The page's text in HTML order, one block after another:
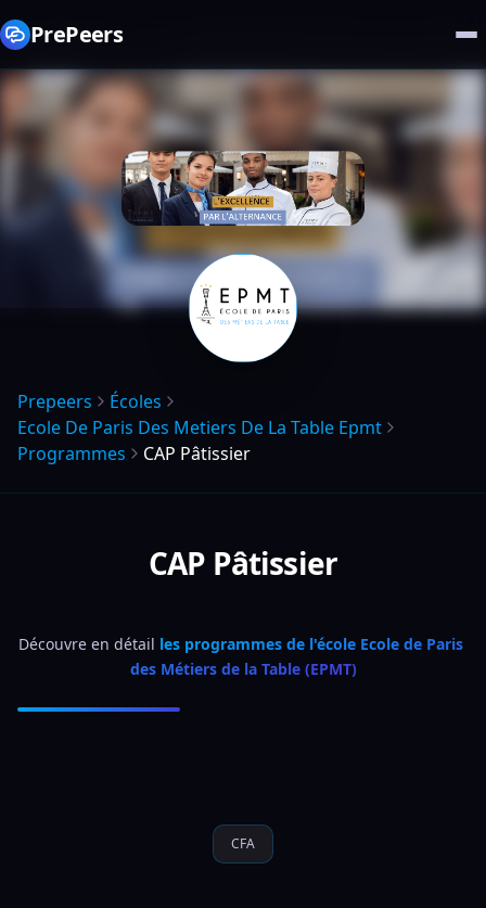
PrePeers
Prepeers
Écoles
Ecole De Paris Des Metiers De La Table Epmt
Programmes
CAP Pâtissier
CAP Pâtissier
Découvre en détail les programmes de l'école Ecole de Paris
des Métiers de la Table (EPMT)
CFA